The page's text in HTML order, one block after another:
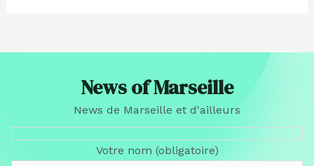
News of Marseille
News de Marseille et d'ailleurs
Votre nom (obligatoire)